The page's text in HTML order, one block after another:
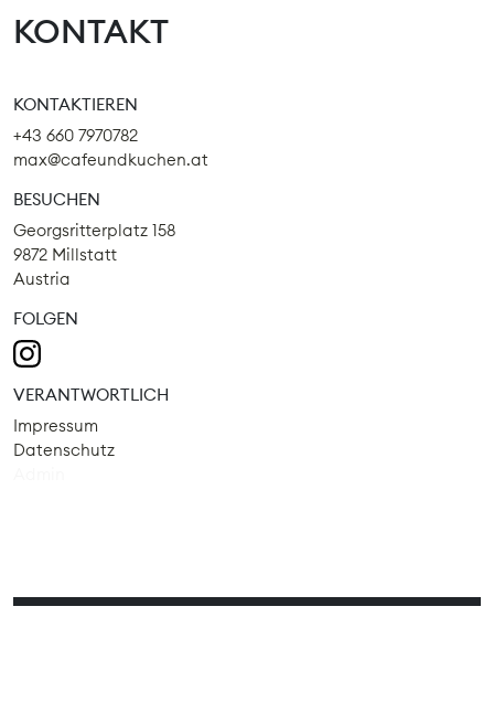
KONTAKT
KONTAKTIEREN
+43 660 7970782
max@cafeundkuchen.at
BESUCHEN
Georgsritterplatz 158
9872 Millstatt
Austria
FOLGEN
VERANTWORTLICH
Impressum
Datenschutz